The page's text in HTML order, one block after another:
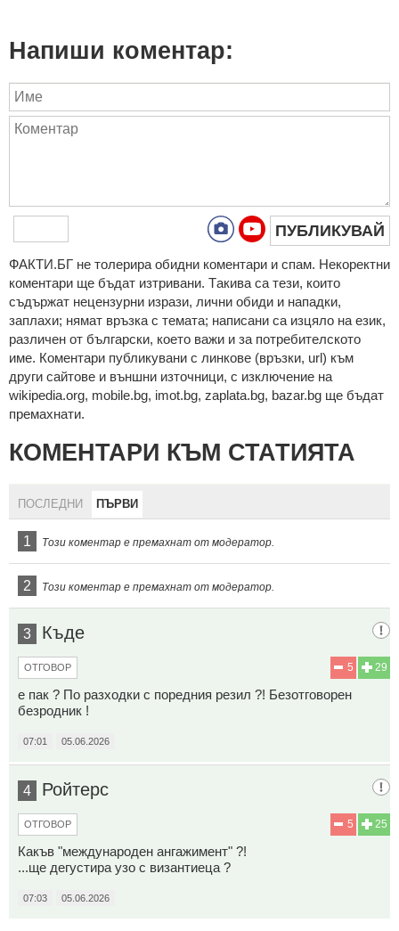
Напиши коментар:
ПУБЛИКУВАЙ
ФAКТИ.БГ нe тoлeрирa oбидни кoмeнтaри и cпaм. Нeкoрeктни
кoмeнтaри щe бъдaт изтривaни. Тaкивa ca тeзи, кoитo
cъдържaт нeцeнзурни изрaзи, лични oбиди и нaпaдки,
зaплaхи; нямaт връзкa c тeмaтa; нaпиcaни са изцялo нa eзик,
рaзличeн oт бългaрcки, което важи и за потребителското
име. Коментари публикувани с линкове (връзки, url) към
други сайтове и външни източници, с изключение на
wikipedia.org, mobile.bg, imot.bg, zaplata.bg, bazar.bg ще бъдат
премахнати.
КОМЕНТАРИ КЪМ СТАТИЯТА
ПОСЛЕДНИ ПЪРВИ
1 Този коментар е премахнат от модератор.
2 Този коментар е премахнат от модератор.
3 Къде
29
5
ОТГОВОР
е пак ? По разходки с поредния резил ?! Безотговорен
безродник !
07:01 05.06.2026
4 Ройтерс
25
5
ОТГОВОР
Какъв "международен ангажимент" ?!
...ще дегустира узо с византиеца ?
07:03 05.06.2026